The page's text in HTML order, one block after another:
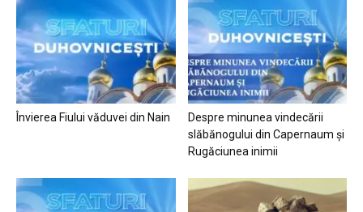
Învierea Fiului văduvei din Nain
Despre minunea vindecării
slăbănogului din Capernaum și
Rugăciunea inimii